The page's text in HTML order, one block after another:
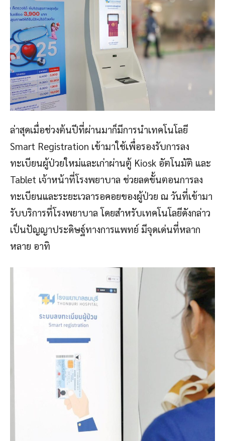
ล่าสุดเมื่อช่วงต้นปีที่ผ่านมาก็มีการนำเทคโนโลยี
Smart Registration เข้ามาใช้เพื่อรองรับการลง
ทะเบียนผู้ป่วยใหม่และเก่าผ่านตู้ Kiosk อัตโนมัติ และ
Tablet เจ้าหน้าที่โรงพยาบาล ช่วยลดขั้นตอนการลง
ทะเบียนและระยะเวลารอคอยของผู้ป่วย ณ วันที่เข้ามา
รับบริการที่โรงพยาบาล โดยสำหรับเทคโนโลยีดังกล่าว
เป็นปัญญาประดิษฐ์ทางการแพทย์ มีจุดเด่นที่หลาก
หลาย อาทิ